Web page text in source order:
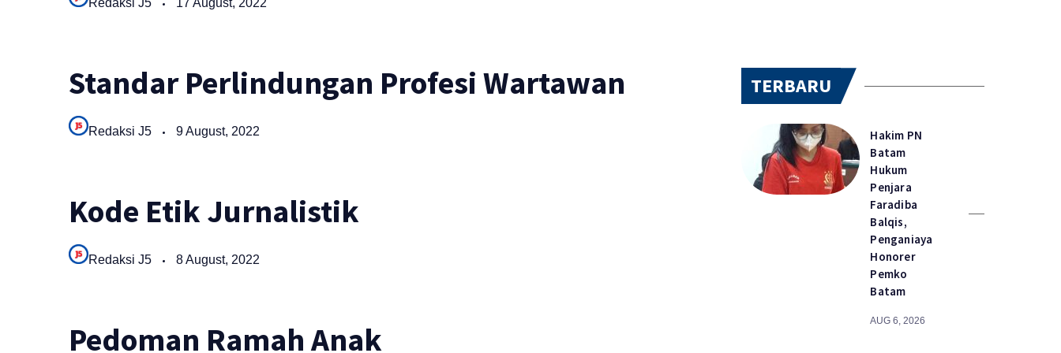
Redaksi J5 17 August, 2022
Standar Perlindungan Profesi Wartawan
Redaksi J5 9 August, 2022
Kode Etik Jurnalistik
Redaksi J5 8 August, 2022
Pedoman Ramah Anak
TERBARU
Hakim PN
Batam
Hukum
Penjara
Faradiba
Balqis,
Penganiaya
Honorer
Pemko
Batam
AUG 6, 2026